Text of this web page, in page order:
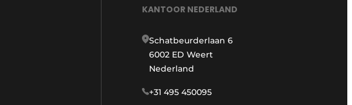
KANTOOR NEDERLAND
Schatbeurderlaan 6
6002 ED Weert
Nederland
+31 495 450095